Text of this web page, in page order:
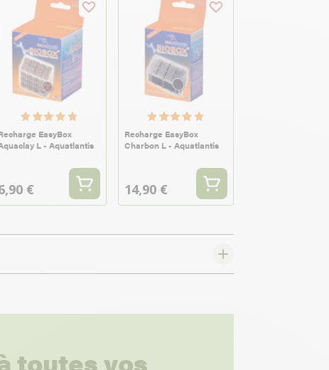
EasyBox
L - Aquatlantis
€
Recharge EasyBox
Charbon L - Aquatlantis
14,90 €
toutes vos